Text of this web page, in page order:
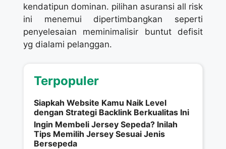
kendatipun dominan. pilihan asuransi all risk
ini menemui dipertimbangkan seperti
penyelesaian meminimalisir buntut defisit
yg dialami pelanggan.
Terpopuler
Siapkah Website Kamu Naik Level
dengan Strategi Backlink Berkualitas Ini
Ingin Membeli Jersey Sepeda? Inilah
Tips Memilih Jersey Sesuai Jenis
Bersepeda